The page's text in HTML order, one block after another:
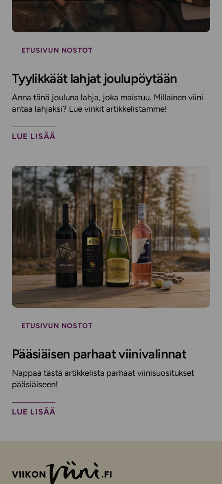
ETUSIVUN NOSTOT
Tyylikkäät lahjat joulupöytään
Anna tänä jouluna lahja, joka maistuu. Millainen viini
antaa lahjaksi? Lue vinkit artikkelistamme!
LUE LISÄÄ
ETUSIVUN NOSTOT
Pääsiäisen parhaat viinivalinnat
Nappaa tästä artikkelista parhaat viinisuositukset
pääsiäiseen!
LUE LISÄÄ